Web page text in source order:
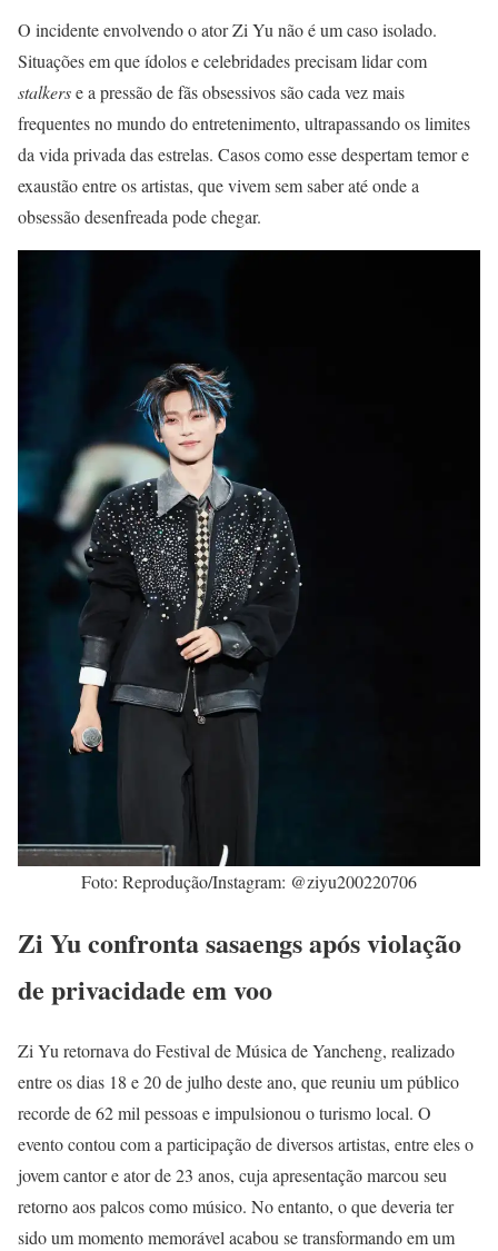
O incidente envolvendo o ator Zi Yu não é um caso isolado.
Situações em que ídolos e celebridades precisam lidar com
stalkerse a pressão de fãs obsessivos são cada vez mais
frequentes no mundo do entretenimento, ultrapassando os limites
da vida privada das estrelas. Casos como esse despertam temor e
exaustão entre os artistas, que vivem sem saber até onde a
obsessão desenfreada pode chegar.
Foto: Reprodução/Instagram: @ziyu200220706
Zi Yu confronta sasaengs após violação
de privacidade em voo
Zi Yu retornava do Festival de Música de Yancheng, realizado
entre os dias 18 e 20 de julho deste ano, que reuniu um público
recorde de 62 mil pessoas e impulsionou o turismo local. O
evento contou com a participação de diversos artistas, entre eles o
jovem cantor e ator de 23 anos, cuja apresentação marcou seu
retorno aos palcos como músico. No entanto, o que deveria ter
sido um momento memorável acabou se transformando em um